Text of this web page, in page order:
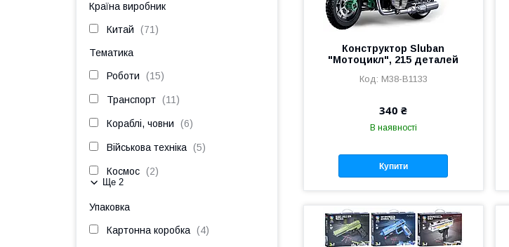
Конструктор Sluban
"Мотоцикл", 215 деталей
M38-B1133
340 ₴
В наявності
Купити
Країна виробник
Китай 71
Тематика
Роботи 15
Транспорт 11
Кораблі, човни 6
Військова техніка 5
Космос 2
Ще 2
Упаковка
Картонна коробка 4